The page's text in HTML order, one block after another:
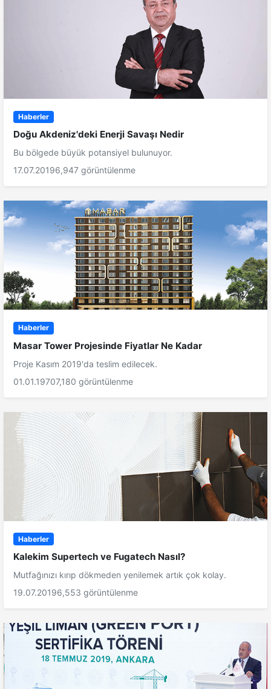
Haberler
Doğu Akdeniz'deki Enerji Savaşı Nedir
Bu bölgede büyük potansiyel bulunuyor.
17.07.20196,947 görüntülenme
Haberler
Masar Tower Projesinde Fiyatlar Ne Kadar
Proje Kasım 2019'da teslim edilecek.
01.01.19707,180 görüntülenme
Haberler
Kalekim Supertech ve Fugatech Nasıl?
Mutfağınızı kırıp dökmeden yenilemek artık çok kolay.
19.07.20196,553 görüntülenme